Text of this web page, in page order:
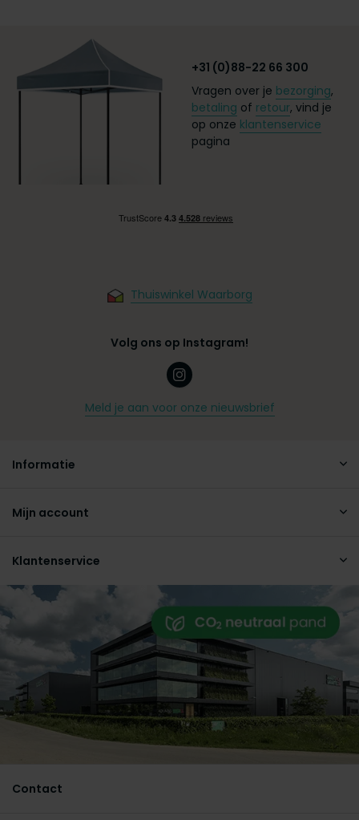
+31 (0)88-22 66 300
Vragen over je bezorging,
betaling of retour, vind je
op onze klantenservice
pagina
Thuiswinkel Waarborg
Volg ons op Instagram!
Meld je aan voor onze nieuwsbrief
Informatie
Mijn account
Klantenservice
Contact